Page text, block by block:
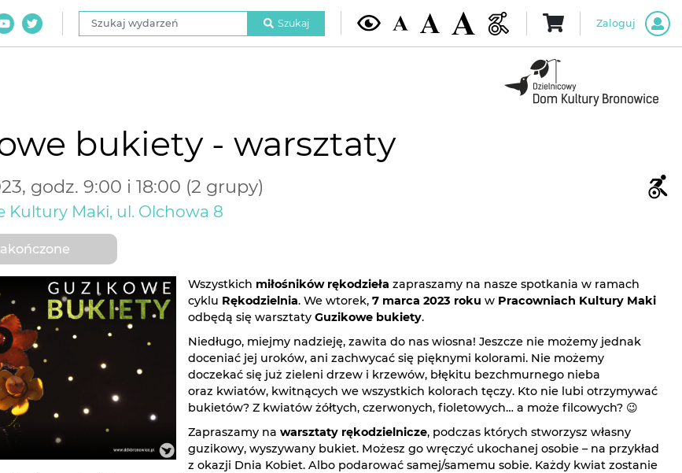
Szukaj wydarzeń
Szukaj Zaloguj
bukiety - warsztaty
godz. 9:00 i 18:00 (2 grupy)
Kultury Maki, ul. Olchowa 8
Wszystkich miłośników rękodzieła zapraszamy na nasze spotkania w ramach
cyklu Rękodzielnia. We wtorek, 7 marca 2023 roku w Pracowniach Kultury Maki
odbędą się warsztaty Guzikowe bukiety.
Niedługo, miejmy nadzieję, zawita do nas wiosna! Jeszcze nie możemy jednak
doceniać jej uroków, ani zachwycać się pięknymi kolorami. Nie możemy
doczekać się już zieleni drzew i krzewów, błękitu bezchmurnego nieba
oraz kwiatów, kwitnących we wszystkich kolorach tęczy. Kto nie lubi otrzymywać
bukietów? Z kwiatów żółtych, czerwonych, fioletowych… a może filcowych? 😉
Zapraszamy na warsztaty rękodzielnicze, podczas których stworzysz własny
guzikowy, wyszywany bukiet. Możesz go wręczyć ukochanej osobie – na przykład
z okazji Dnia Kobiet. Albo podarować samej/samemu sobie. Każdy kwiat zostanie